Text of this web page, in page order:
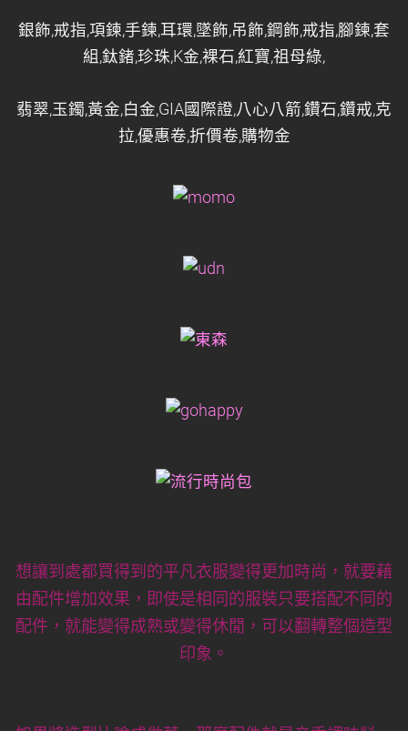
銀飾,戒指,項鍊,手鍊,耳環,墜飾,吊飾,鋼飾,戒指,腳鍊,套
組,鈦鍺,珍珠,K金,裸石,紅寶,祖母綠,
翡翠,玉鐲,黃金,白金,GIA國際證,八心八箭,鑽石,鑽戒,克
拉,優惠卷,折價卷,購物金
想讓到處都買得到的平凡衣服變得更加時尚，就要藉
由配件增加效果，即使是相同的服裝只要搭配不同的
配件，就能變得成熟或變得休閒，可以翻轉整個造型
印象。